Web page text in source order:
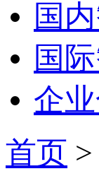
国
国
企
首页 >